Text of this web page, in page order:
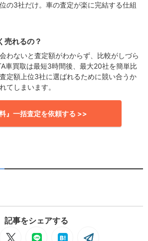
の3社だけ。車の査定が楽に完結する仕組
売れるの？
わないと査定額がわからず、比較がしづら
車買取は最短3時間後、最大20社を簡単比
定額上位3社に選ばれるために競い合うか
てしまいます。
料』一括査定を依頼する >>
記事をシェアする